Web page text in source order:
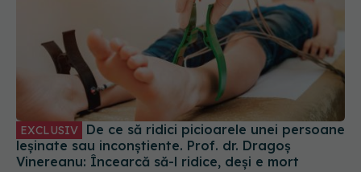
EXCLUSIV
leșinate sau inconștiente. Prof. dr. Dragoș
Vinereanu: Încearcă să-l ridice, deși e mort